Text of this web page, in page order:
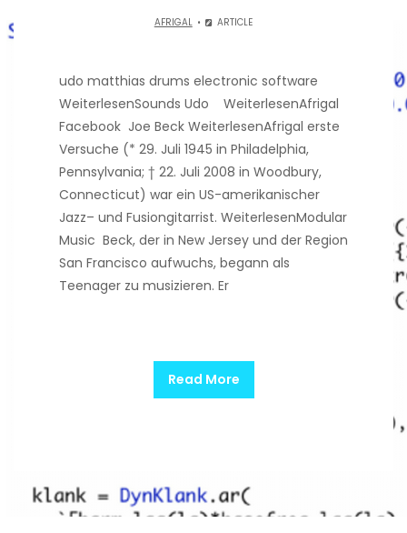
AFRIGAL ARTICLE
udo matthias drums electronic software
WeiterlesenSounds Udo WeiterlesenAfrigal
Facebook Joe Beck WeiterlesenAfrigal erste
Versuche (* 29. Juli 1945 in Philadelphia,
Pennsylvania; † 22. Juli 2008 in Woodbury,
Connecticut) war ein US-amerikanischer
Jazz– und Fusiongitarrist. WeiterlesenModular
Music Beck, der in New Jersey und der Region
San Francisco aufwuchs, begann als
Teenager zu musizieren. Er
Read More